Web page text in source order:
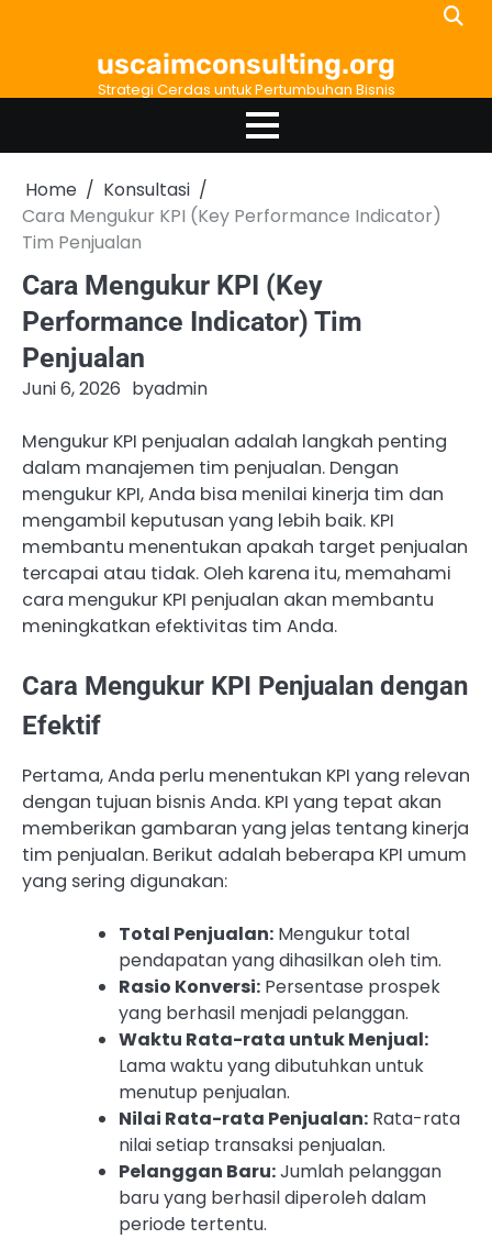
uscaimconsulting.org
Strategi Cerdas untuk Pertumbuhan Bisnis
Home
Konsultasi
Cara Mengukur KPI (Key Performance Indicator)
Tim Penjualan
Cara Mengukur KPI (Key
Performance Indicator) Tim
Penjualan
Juni 6, 2026 byadmin
Mengukur KPI penjualan adalah langkah penting
dalam manajemen tim penjualan. Dengan
mengukur KPI, Anda bisa menilai kinerja tim dan
mengambil keputusan yang lebih baik. KPI
membantu menentukan apakah target penjualan
tercapai atau tidak. Oleh karena itu, memahami
cara mengukur KPI penjualan akan membantu
meningkatkan efektivitas tim Anda.
Cara Mengukur KPI Penjualan dengan
Efektif
Pertama, Anda perlu menentukan KPI yang relevan
dengan tujuan bisnis Anda. KPI yang tepat akan
memberikan gambaran yang jelas tentang kinerja
tim penjualan. Berikut adalah beberapa KPI umum
yang sering digunakan:
Total Penjualan: Mengukur total
pendapatan yang dihasilkan oleh tim.
Rasio Konversi: Persentase prospek
yang berhasil menjadi pelanggan.
Waktu Rata-rata untuk Menjual:
Lama waktu yang dibutuhkan untuk
menutup penjualan.
Nilai Rata-rata Penjualan: Rata-rata
nilai setiap transaksi penjualan.
Pelanggan Baru:Jumlah pelanggan
baru yang berhasil diperoleh dalam
periode tertentu.